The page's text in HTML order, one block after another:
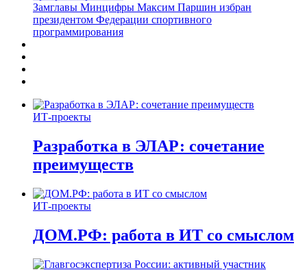
Замглавы Минцифры Максим Паршин избран
президентом Федерации спортивного
программирования
ИТ-проекты
Разработка в ЭЛАР: сочетание
преимуществ
ИТ-проекты
ДОМ.РФ: работа в ИТ со смыслом